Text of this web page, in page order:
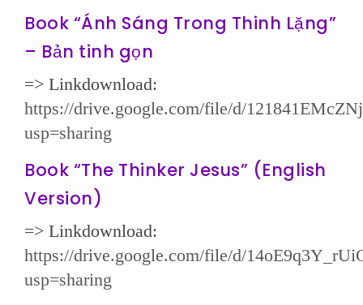
Book “Ánh Sáng Trong Thinh Lặng”
– Bản tinh gọn
=> Linkdownload:
https://drive.google.com/file/d/
usp=sharing
Book “The Thinker Jesus” (English
Version)
=> Linkdownload:
https://drive.google.com/file/d/
usp=sharing